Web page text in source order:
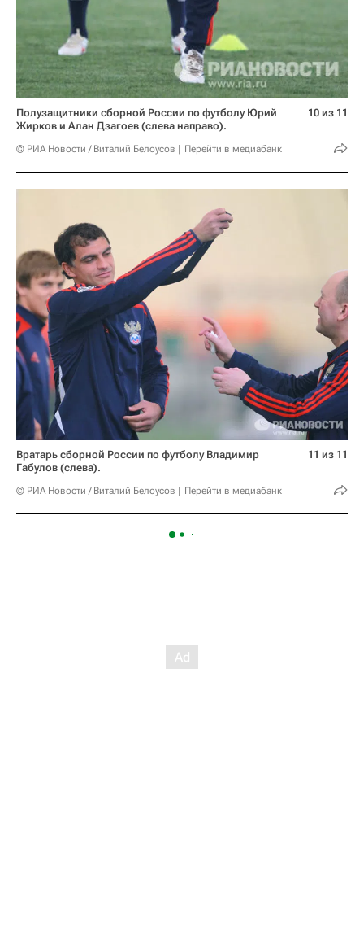
Полузащитники сборной России по футболу Юрий
Жирков и Алан Дзагоев (слева направо).
© РИА Новости / Виталий Белоусов Перейти в медиабанк
10 из 11
Вратарь сборной России по футболу Владимир
Габулов (слева).
© РИА Новости / Виталий Белоусов Перейти в медиабанк
11 из 11